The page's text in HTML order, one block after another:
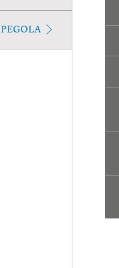
PEGOLA